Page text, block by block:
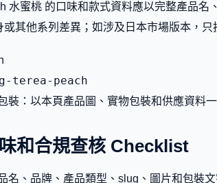
水蜜桃 的口味和款式資料應以完整產品
或其他系列差異；如涉及日本市場版本，
g-terea-peach
裝：以本頁產品圖、實物包裝和供應資料
和合規查核 Checklist
名、品牌、產品類型、slug、圖片和包裝文